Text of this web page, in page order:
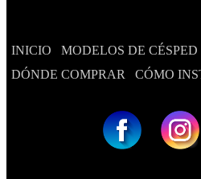
INICIO MODELOS DE CÉSPED
DÓNDE COMPRAR
CÓMO